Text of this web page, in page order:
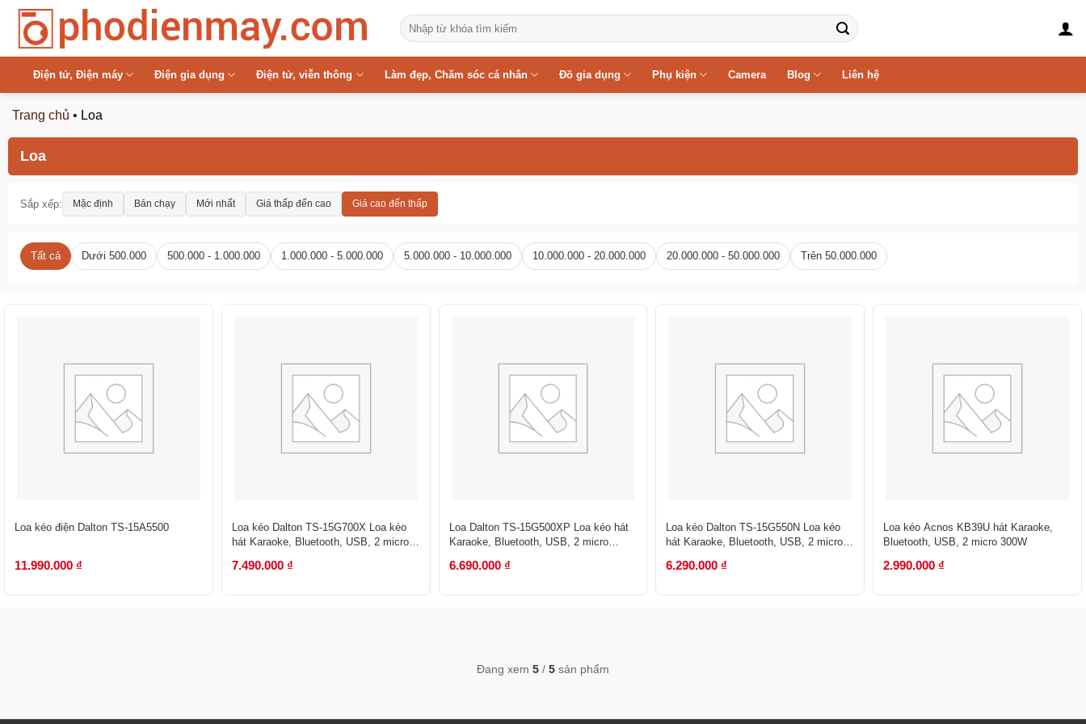
Chuyển
Tìm
kiếm:
Điện tử, Điện máy Điện gia dụng Điện tử, viễn thông Làm đẹp, Chăm sóc cá nhân Đồ gia dụng Phụ kiện Camera Blog Liên hệ
Trang chủ • Loa
Loa
Sắp xếp: Mặc định Bán chạy Mới nhất Giá thấp đến cao Giá cao đến thấp
Tất cả Dưới 500.000 500.000 - 1.000.000 1.000.000 - 5.000.000 5.000.000 - 10.000.000 10.000.000 - 20.000.000 20.000.000 - 50.000.000 Trên 50.000.000
Loa kéo điện Dalton TS-15A5500
11.990.000 ₫
Loa kéo Dalton TS-15G700X Loa kéo
hát Karaoke, Bluetooth, USB, 2 micro
7.490.000 ₫
Loa Dalton TS-15G500XP Loa kéo hát
Karaoke, Bluetooth, USB, 2 micro
6.690.000 ₫
Loa kéo Dalton TS-15G550N Loa kéo
hát Karaoke, Bluetooth, USB, 2 micro
6.290.000 ₫
Loa kéo Acnos KB39U hát Karaoke,
Bluetooth, USB, 2 micro 300W
2.990.000 ₫
Đang xem 5 / 5 sản phẩm